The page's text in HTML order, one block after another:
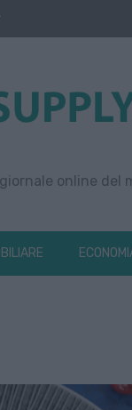
online del